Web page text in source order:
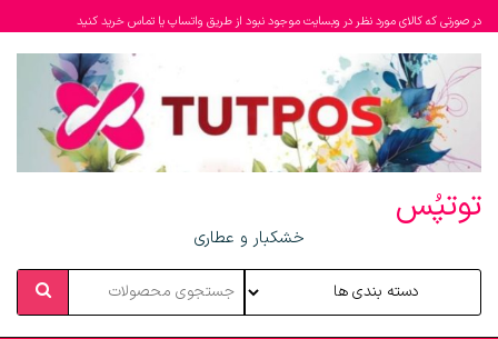
در صورتی که کالای مورد نظر در وبسایت موجود نبود از طریق واتساپ یا تماس خرید کنید
توتپُس
خشکبار و عطاری